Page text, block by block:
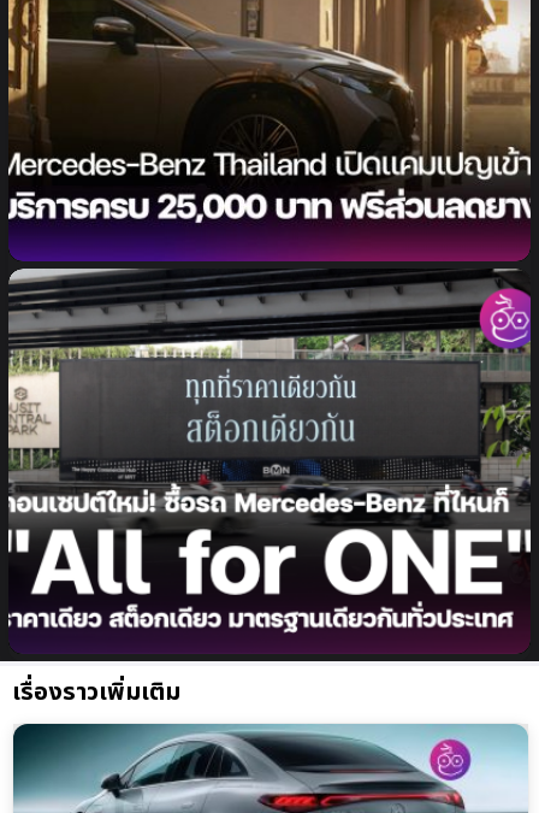
Mercedes-Benz เปิดแคมเปญ “Travelling along
with Confidence” นำรถเข้ารับบริการครบ 25,000
บาท รับบัตรกำนัลยาง MB Tires ฟรี!
เปิดแนวคิดมาตรฐานรวมศูนย์ ในแบบฉบับ เมอร์เซเดส-
เบนซ์ ซื้อรถที่ไหนก็ “All for ONE” ราคาเดียว สต็อกเดียว
มาตรฐานเดียวกันทั่วประเทศ!!
เรื่องราวเพิ่มเติม